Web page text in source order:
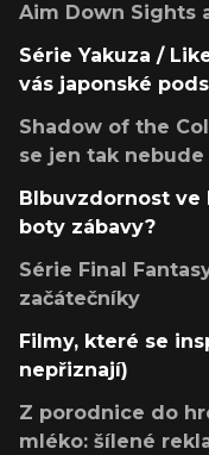
Aim Down Sights
Série Yakuza /
vás japonské
Shadow of the
se jen tak
Blbuvzdornost ve
boty zábavy?
Série Final
začátečníky
Filmy, které se
nepřiznají)
Z porodnice do
mléko: šílené